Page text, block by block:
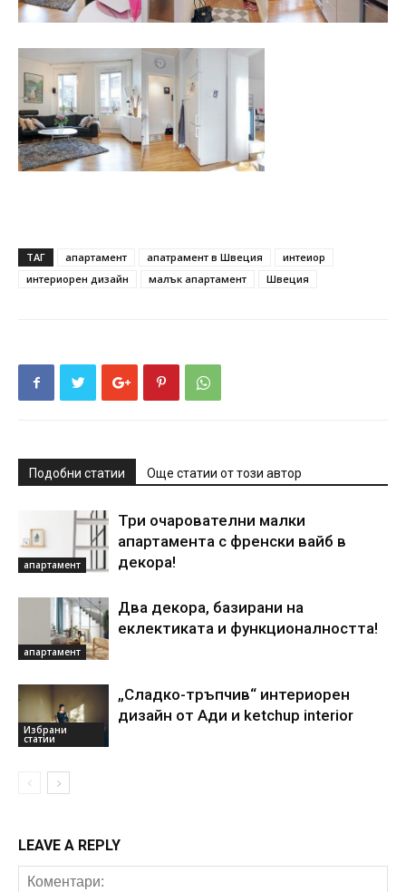
ТАГ апартамент апатрамент в Швеция
интеиор
интериорен дизайн
малък апартамент Швеция
Подобни статии Още статии от този автор
апартамент
Три очарователни малки
апартамента с френски вайб в
декора!
апартамент
Два декора, базирани на
еклектиката и функционалността!
Избрани
статии
„Сладко-тръпчив“ интериорен
дизайн от Ади и ketchup interior
LEAVE A REPLY